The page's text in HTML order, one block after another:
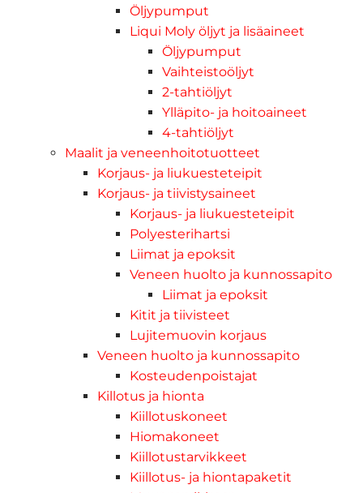
Öljypumput
Liqui Moly öljyt ja lisäaineet
Öljypumput
Vaihteistoöljyt
2-tahtiöljyt
Ylläpito- ja hoitoaineet
4-tahtiöljyt
Maalit ja veneenhoitotuotteet
Korjaus- ja liukuesteteipit
Korjaus- ja tiivistysaineet
Korjaus- ja liukuesteteipit
Polyesterihartsi
Liimat ja epoksit
Veneen huolto ja kunnossapito
Liimat ja epoksit
Kitit ja tiivisteet
Lujitemuovin korjaus
Veneen huolto ja kunnossapito
Kosteudenpoistajat
Killotus ja hionta
Kiillotuskoneet
Hiomakoneet
Kiillotustarvikkeet
Kiillotus- ja hiontapaketit